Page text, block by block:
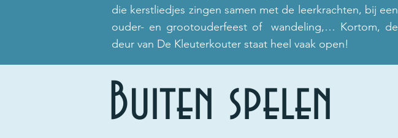
die kerstliedjes zingen samen met de leerkrachten, bij een
ouder- en grootouderfeest of wandeling,… Kortom, de
deur van De Kleuterkouter staat heel vaak open!
Buiten spelen